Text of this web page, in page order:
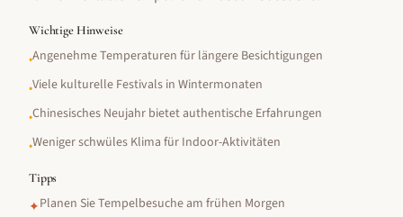
Wichtige Hinweise
•Angenehme Temperaturen für längere Besichtigungen
•Viele kulturelle Festivals in Wintermonaten
•Chinesisches Neujahr bietet authentische Erfahrungen
•Weniger schwüles Klima für Indoor-Aktivitäten
Tipps
✦Planen Sie Tempelbesuche am frühen Morgen